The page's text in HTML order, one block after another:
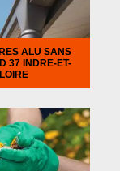
ALU SANS
37 INDRE-ET-
LOIRE